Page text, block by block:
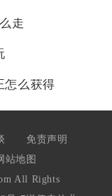
走
怎么获得
免责声明
站地图
All Rights